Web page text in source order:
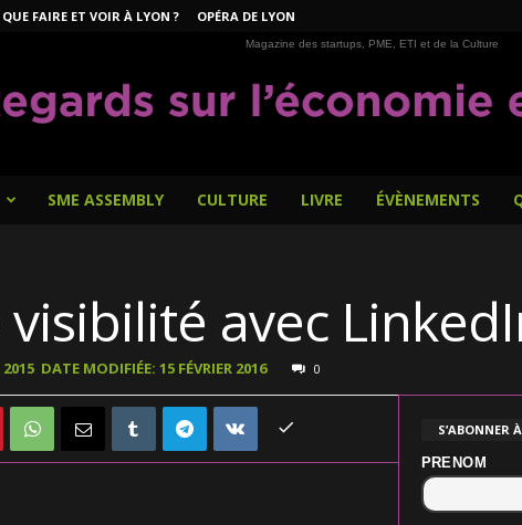
QUE FAIRE ET VOIR À LYON ? OPÉRA DE LYON
Magazine des startups, PME, ETI et de la Culture
SME ASSEMBLY CULTURE LIVRE ÉVÈNEMENTS
avec
DATE MODIFIÉE: 15 FÉVRIER 2016 0
S’ABONNER
PRENOM